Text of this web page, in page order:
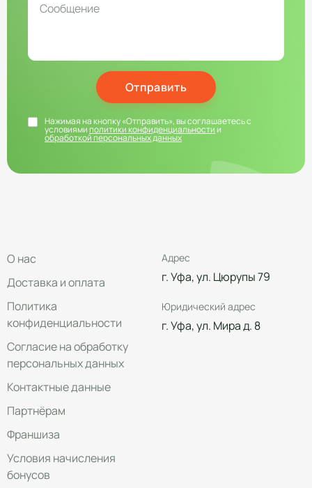
Отправить
Нажимая на кнопку «Отправить», вы соглашаетесь с
условиямиполитики конфиденциальностии
обработкой персональных данных
О нас
Доставка и оплата
Политика
конфиденциальности
Согласие на обработку
персональных данных
Контактные данные
Партнёрам
Франшиза
Условия начисления
бонусов
Адрес
г. Уфа, ул. Цюрупы 79
Юридический адрес
г. Уфа, ул. Мира д. 8